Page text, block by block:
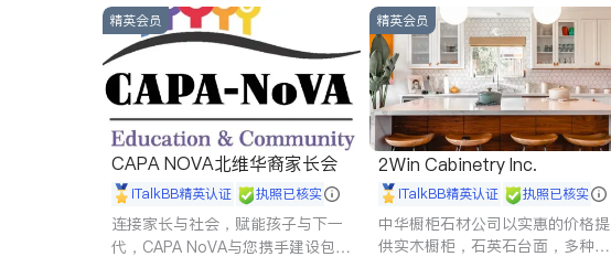
商标注册
索赔 律师-其它 保释
精英会员
CAPA NOVA北维华裔家长会
iTalkBB精英认证 执照已核实
连接家长与社会，赋能孩子与下一
代，CAPA NoVA与您携手建设包
精英会员
2Win Cabinetry Inc.
iTalkBB精英认证 执照已核实
中华橱柜石材公司以实惠的价格提
供实木橱柜，石英石台面，多种优